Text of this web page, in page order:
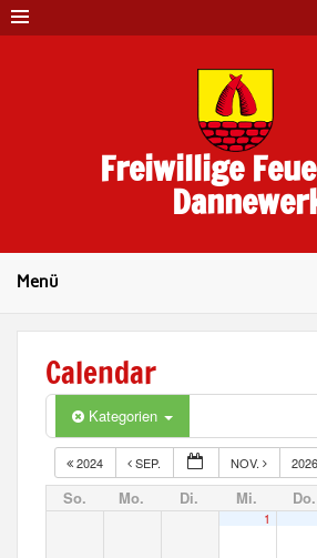
Skip
to
content
Freiwillige
Menü
Calendar
Kategorien
2024 SEP. NOV.
So. Mo. Di. Mi. Do.
1